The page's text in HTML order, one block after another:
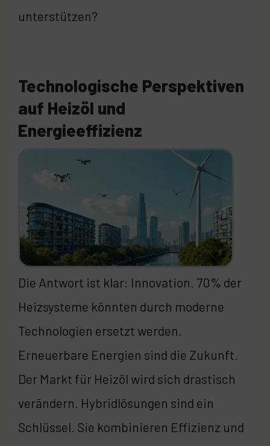
unterstützen?
Technologische Perspektiven
auf Heizöl und
Energieeffizienz
Die Antwort ist klar: Innovation. 70% der
Heizsysteme könnten durch moderne
Technologien ersetzt werden.
Erneuerbare Energien sind die Zukunft.
Der Markt für Heizöl wird sich drastisch
verändern. Hybridlösungen sind ein
Schlüssel. Sie kombinieren Effizienz und